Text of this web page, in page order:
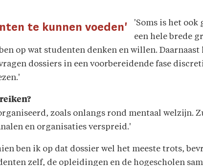
te kunnen voeden'
'Soms is het ook
een hele brede
op wat studenten denken en willen. Daarnaast
dossiers in een voorbereidende fase
zoals onlangs rond mentaal welzijn.
en organisaties verspreid.'
ben ik op dat dossier wel het meeste trots,
zelf, de opleidingen en de hogescholen